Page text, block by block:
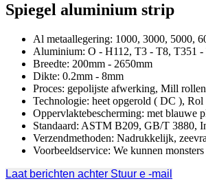
Spiegel aluminium strip
Al metaallegering: 1000, 3000, 5000,
Aluminium: O - H112, T3 - T8, T351 -
Breedte: 200mm - 2650mm
Dikte: 0.2mm - 8mm
Proces: gepolijste afwerking, Mill
Technologie: heet opgerold ( DC ),
Oppervlaktebescherming: met blauwe
Standaard: ASTM B209, GB/T 3880,
Verzendmethoden: Nadrukkelijk,
Voorbeeldservice: We kunnen
Laat berichten achter Stuur e -mail